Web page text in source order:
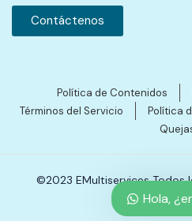
Contáctenos
Política de Contenidos
Términos del Servicio
Política
©2023 EMultiservices Todos
SEO by Ales
Hola,